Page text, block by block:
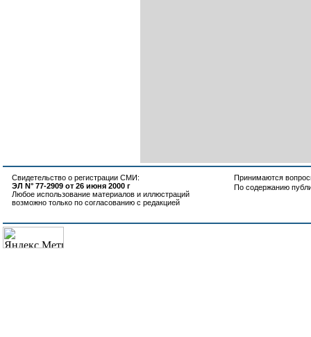
Свидетельство о регистрации СМИ:
ЭЛ N° 77-2909 от 26 июня 2000 г
Любое использование материалов и иллюстраций
возможно только по согласованию с редакцией
Принимаются
По содержанию